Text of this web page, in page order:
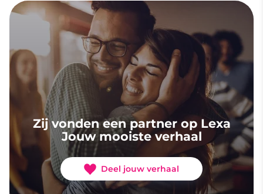
Zij vonden een partner op Lexa
Jouw mooiste verhaal
Deel jouw verhaal